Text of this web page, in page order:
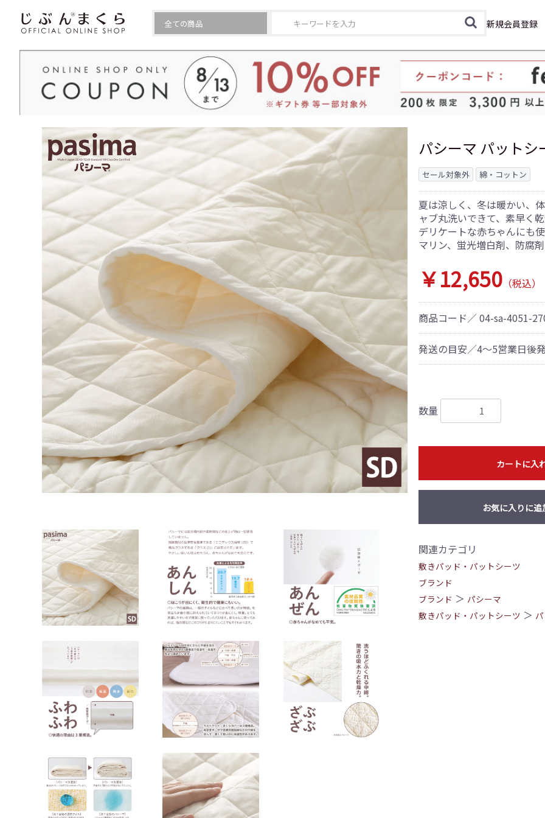
新規会員登録
パシーマ パット
セール対象外 綿・コットン
夏は涼しく、冬は暖かい、
ャブ丸洗いできて、素早く
デリケートな赤ちゃんにも
マリン、蛍光増白剤、防腐
￥12,650 （税込）
商品コード／ 04-sa-4051-
発送の目安／4～5営業日後
数量
カートに入
お気に入りに追
関連カテゴリ
敷きパッド・パットシーツ
ブランド
ブランド ＞ パシーマ
敷きパッド・パットシーツ ＞